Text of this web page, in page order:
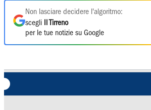
Non lasciare decidere l'algoritmo:
scegli
Il Tirreno
per le tue notizie su Google